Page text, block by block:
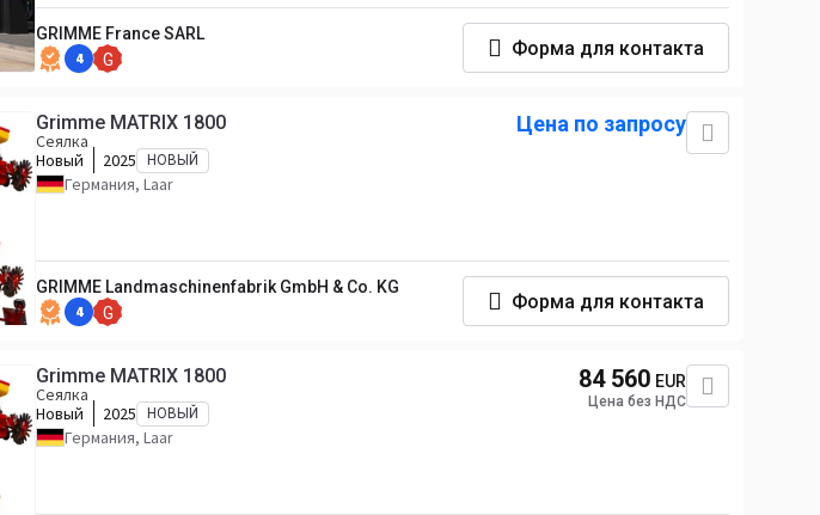
GRIMME France SARL
4 G
Форма для контакта
Grimme MATRIX 1800
Сеялка
Новый
2025 НОВЫЙ
Германия, Laar
Цена по запросу
GRIMME Landmaschinenfabrik GmbH & Co. KG
4 G
Форма для контакта
Grimme MATRIX 1800
Сеялка
Новый
2025 НОВЫЙ
Германия, Laar
84 560 EUR
Цена без НДС